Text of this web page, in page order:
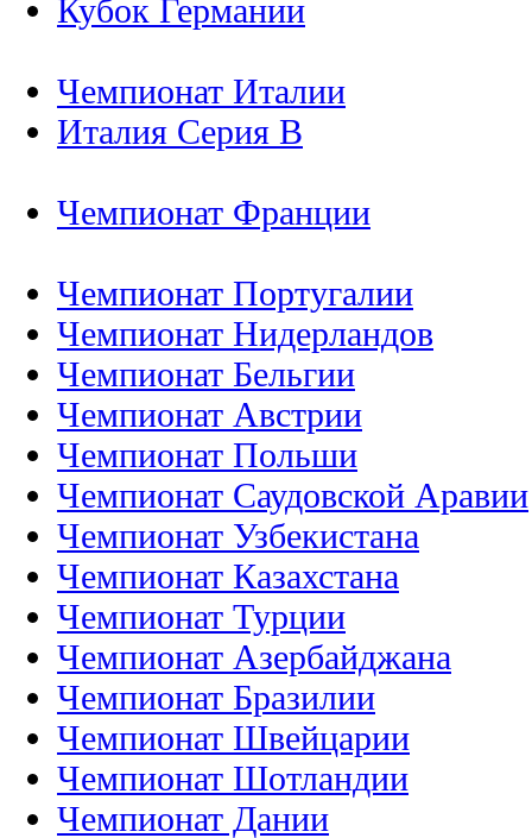
Кубок Германии
Чемпионат Италии
Италия Серия B
Чемпионат Франции
Чемпионат Португалии
Чемпионат Нидерландов
Чемпионат Бельгии
Чемпионат Австрии
Чемпионат Польши
Чемпионат Саудовской Аравии
Чемпионат Узбекистана
Чемпионат Казахстана
Чемпионат Турции
Чемпионат Азербайджана
Чемпионат Бразилии
Чемпионат Швейцарии
Чемпионат Шотландии
Чемпионат Дании